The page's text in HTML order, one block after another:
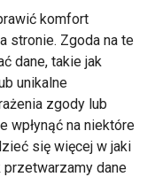
komfort
stronie. Zgoda na te
dane, takie jak
unikalne
zgody lub
wpłynąć na niektóre
się więcej w jaki
dane